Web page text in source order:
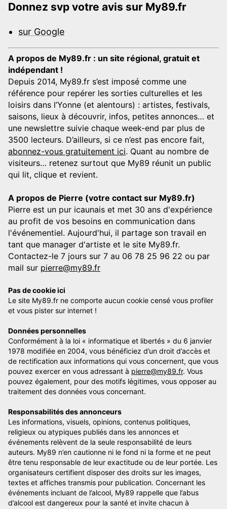
Donnez svp votre avis sur My89.fr
sur Google
A propos de My89.fr : un site régional, gratuit et
indépendant !
Depuis 2014, My89.fr s’est imposé comme une
référence pour repérer les sorties culturelles et les
loisirs dans l’Yonne (et alentours) : artistes, festivals,
saisons, lieux à découvrir, infos, petites annonces… et
une newslettre suivie chaque week-end par plus de
3500 lecteurs. D’ailleurs, si ce n’est pas encore fait,
abonnez-vous gratuitement ici. Quant au nombre de
visiteurs… retenez surtout que My89 réunit un public
qui lit, clique et revient.
A propos de Pierre (votre contact sur My89.fr)
Pierre est un pur icaunais et met 30 ans d'expérience
au profit de vos besoins en communication dans
l'événementiel. Aujourd'hui, il partage son travail en
tant que manager d'artiste et le site My89.fr.
Contactez-le 7 jours sur 7 au 06 78 25 96 22 ou par
mail sur pierre@my89.fr
Pas de cookie ici
Le site My89.fr ne comporte aucun cookie censé vous profiler
et vous pister sur internet !
Données personnelles
Conformément à la loi « informatique et libertés » du 6 janvier
1978 modifiée en 2004, vous bénéficiez d’un droit d’accès et
de rectification aux informations qui vous concernent, que vous
pouvez exercer en vous adressant à pierre@my89.fr. Vous
pouvez également, pour des motifs légitimes, vous opposer au
traitement des données vous concernant.
Responsabilités des annonceurs
Les informations, visuels, opinions, contenus politiques,
religieux ou atypiques publiés dans les annonces et
événements relèvent de la seule responsabilité de leurs
auteurs. My89 n’en cautionne ni le fond ni la forme et ne peut
être tenu responsable de leur exactitude ou de leur portée. Les
organisateurs certifient disposer des droits sur les images,
textes et affiches transmis pour publication. Concernant les
événements incluant de l’alcool, My89 rappelle que l’abus
d’alcool est dangereux pour la santé et invite chacun à